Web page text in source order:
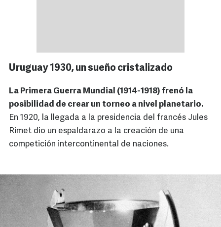
Uruguay 1930, un sueño cristalizado
La Primera Guerra Mundial (1914-1918) frenó la
posibilidad de crear un torneo a nivel planetario.
En 1920, la llegada a la presidencia del francés Jules
Rimet dio un espaldarazo a la creación de una
competición intercontinental de naciones.